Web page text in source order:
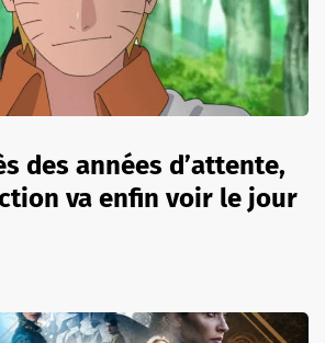
des années d’attente,
va enfin voir le jour